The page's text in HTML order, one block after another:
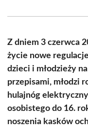
(Twitter)
Z dniem 3 czerwca
życie nowe
dzieci i młodzieży
przepisami, młodzi
hulajnóg
osobistego do 16.
noszenia kasków